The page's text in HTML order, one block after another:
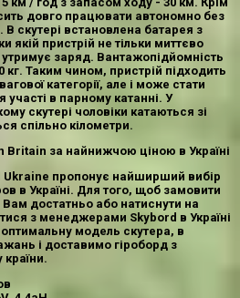
довго працювати автономно без
В скутері встановлена ​​батарея з
якій пристрій не тільки миттєво
заряд. Вантажопідйомність
кг. Таким чином, пристрій підходить
категорії, але і може стати
в парному катанні. У
скутері чоловіки катаються зі
спільно кілометри.
Britain за найнижчою ціною в Україні
Ukraine пропонує найширший вибір
в Україні. Для того, щоб замовити
Вам достатньо або натиснути на
з менеджерами Skybord в Україні
модель скутера, в
і доставимо гіроборд з
країни.